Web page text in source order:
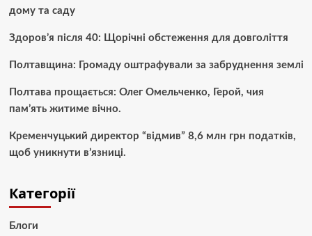
дому та саду
Здоров’я після 40: Щорічні обстеження для довголіття
Полтавщина: Громаду оштрафували за забруднення землі
Полтава прощається: Олег Омельченко, Герой, чия
пам’ять житиме вічно.
Кременчуцький директор “відмив” 8,6 млн грн податків,
щоб уникнути в’язниці.
Категорії
Блоги